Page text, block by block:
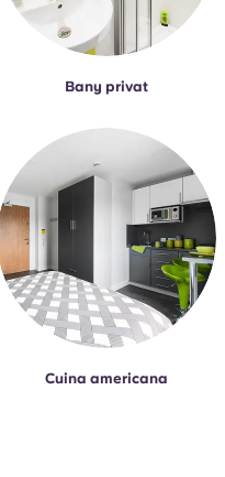
Bany privat
Cuina americana